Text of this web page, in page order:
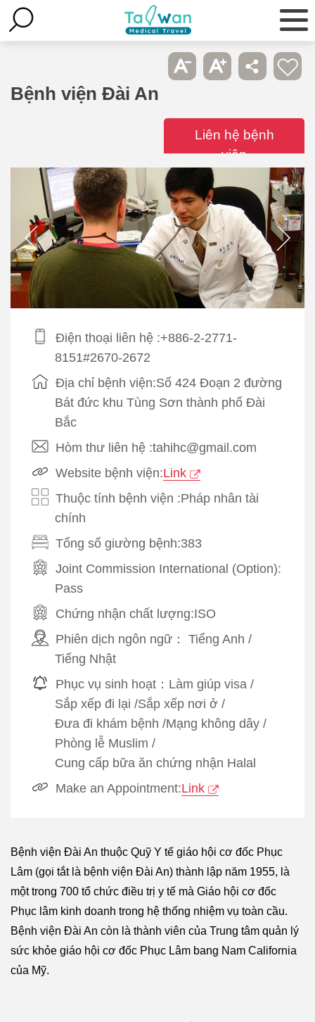
Bệnh viện Đài An
Liên hệ bệnh
viện
Điện thoại liên hệ :+886-2-2771-
8151#2670-2672
Địa chỉ bệnh viện:Số 424 Đoạn 2 đường
Bát đức khu Tùng Sơn thành phố Đài
Bắc
Hòm thư liên hệ :tahihc@gmail.com
Website bệnh viện:Link
Thuộc tính bệnh viện :Pháp nhân tài
chính
Tổng số giường bệnh:383
Joint Commission International (Option):
Pass
Chứng nhận chất lượng:ISO
Phiên dịch ngôn ngữ： Tiếng Anh /
Tiếng Nhật
Phục vụ sinh hoạt： Làm giúp visa /
Sắp xếp đi lại /Sắp xếp nơi ở /
Đưa đi khám bệnh /Mạng không dây /
Phòng lễ Muslim /
Cung cấp bữa ăn chứng nhận Halal
Make an Appointment:Link
Bệnh viện Đài An thuộc Quỹ Y tế giáo hội cơ đốc Phục
Lâm (gọi tắt là bệnh viện Đài An) thành lập năm 1955, là
một trong 700 tổ chức điều trị y tế mà Giáo hội cơ đốc
Phục lâm kinh doanh trong hệ thống nhiệm vụ toàn cầu.
Bệnh viện Đài An còn là thành viên của Trung tâm quản lý
sức khỏe giáo hội cơ đốc Phục Lâm bang Nam California
của Mỹ.